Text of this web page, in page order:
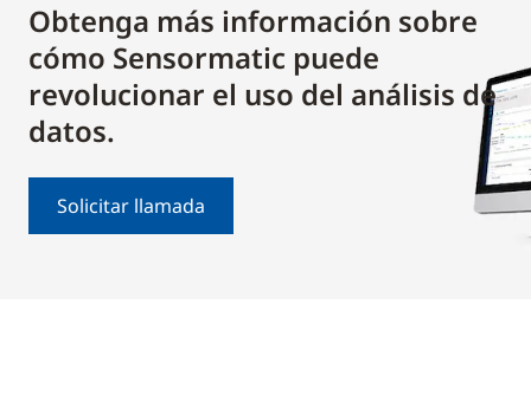
Obtenga más información sobre
cómo Sensormatic puede
revolucionar el uso del análisis de
datos.
Solicitar llamada